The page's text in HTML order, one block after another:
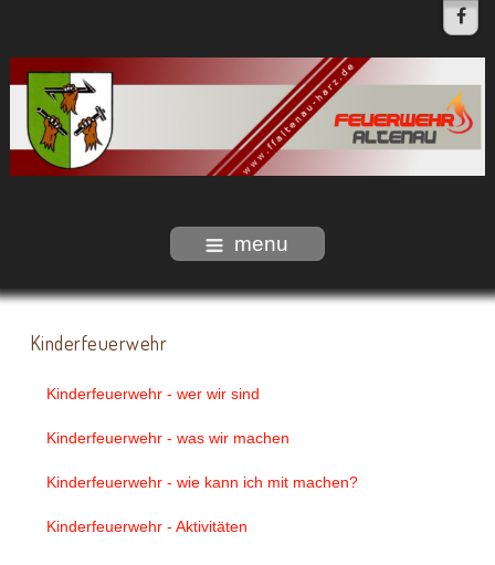
menu
Kinderfeuerwehr
Kinderfeuerwehr - wer wir sind
Kinderfeuerwehr - was wir machen
Kinderfeuerwehr - wie kann ich mit machen?
Kinderfeuerwehr - Aktivitäten